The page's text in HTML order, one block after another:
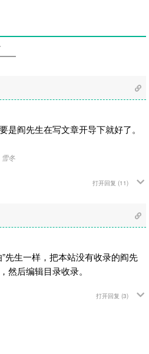
是阎先生在写文章开导下就好了。
冬
打开回复 (11)
先生一样，把本站没有收录的阎先
然后编辑目录收录。
打开回复 (3)